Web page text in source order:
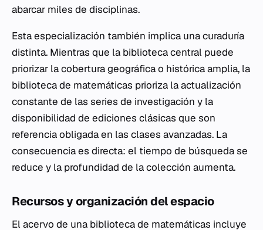
abarcar miles de disciplinas.
Esta especialización también implica una curaduría
distinta. Mientras que la biblioteca central puede
priorizar la cobertura geográfica o histórica amplia, la
biblioteca de matemáticas prioriza la actualización
constante de las series de investigación y la
disponibilidad de ediciones clásicas que son
referencia obligada en las clases avanzadas. La
consecuencia es directa: el tiempo de búsqueda se
reduce y la profundidad de la colección aumenta.
Recursos y organización del espacio
El acervo de una biblioteca de matemáticas incluye